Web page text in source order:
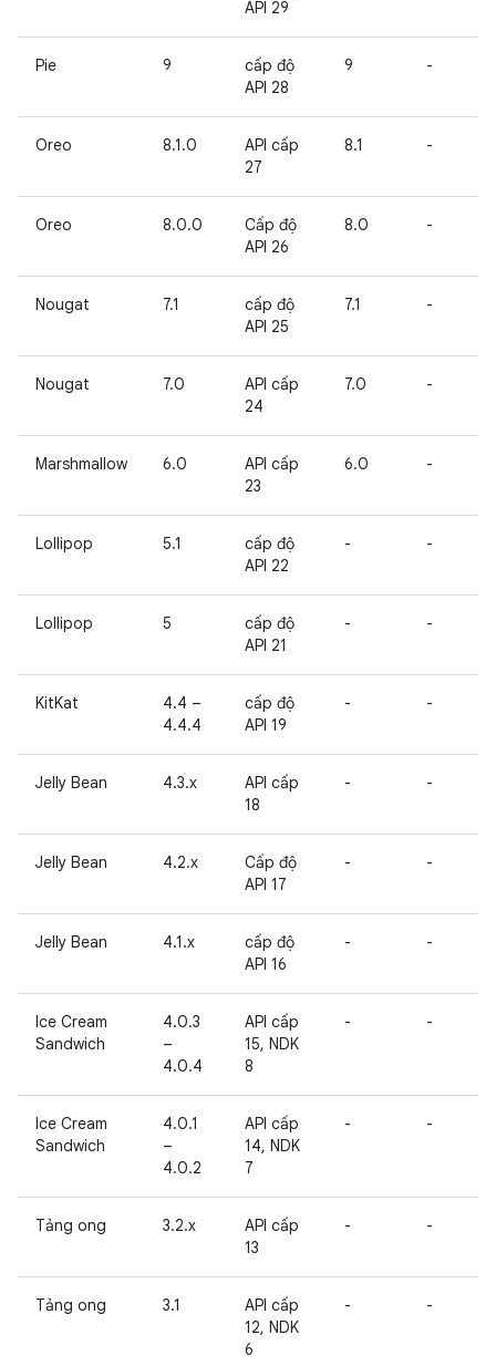
API 29
Pie 9
cấp độ
API 28
9 -
Oreo 8.1.0
API cấp
27
8.1 -
Oreo 8.0.0
Cấp độ
API 26
8.0 -
Nougat 7.1
cấp độ
API 25
7.1 -
Nougat 7.0
API cấp
24
7.0 -
Marshmallow 6.0
API cấp
23
6.0 -
Lollipop 5.1
cấp độ
API 22
- -
Lollipop 5
cấp độ
API 21
- -
KitKat
4.4 –
4.4.4
cấp độ
API 19
- -
Jelly Bean 4.3.x
API cấp
18
- -
Jelly Bean 4.2.x
Cấp độ
API 17
- -
Jelly Bean 4.1.x
cấp độ
API 16
- -
Ice Cream
Sandwich
4.0.3
–
4.0.4
API cấp
15, NDK
8
- -
Ice Cream
Sandwich
4.0.1
–
4.0.2
API cấp
14, NDK
7
- -
Tảng ong 3.2.x
API cấp
13
- -
Tảng ong 3.1
API cấp
12, NDK
6
- -